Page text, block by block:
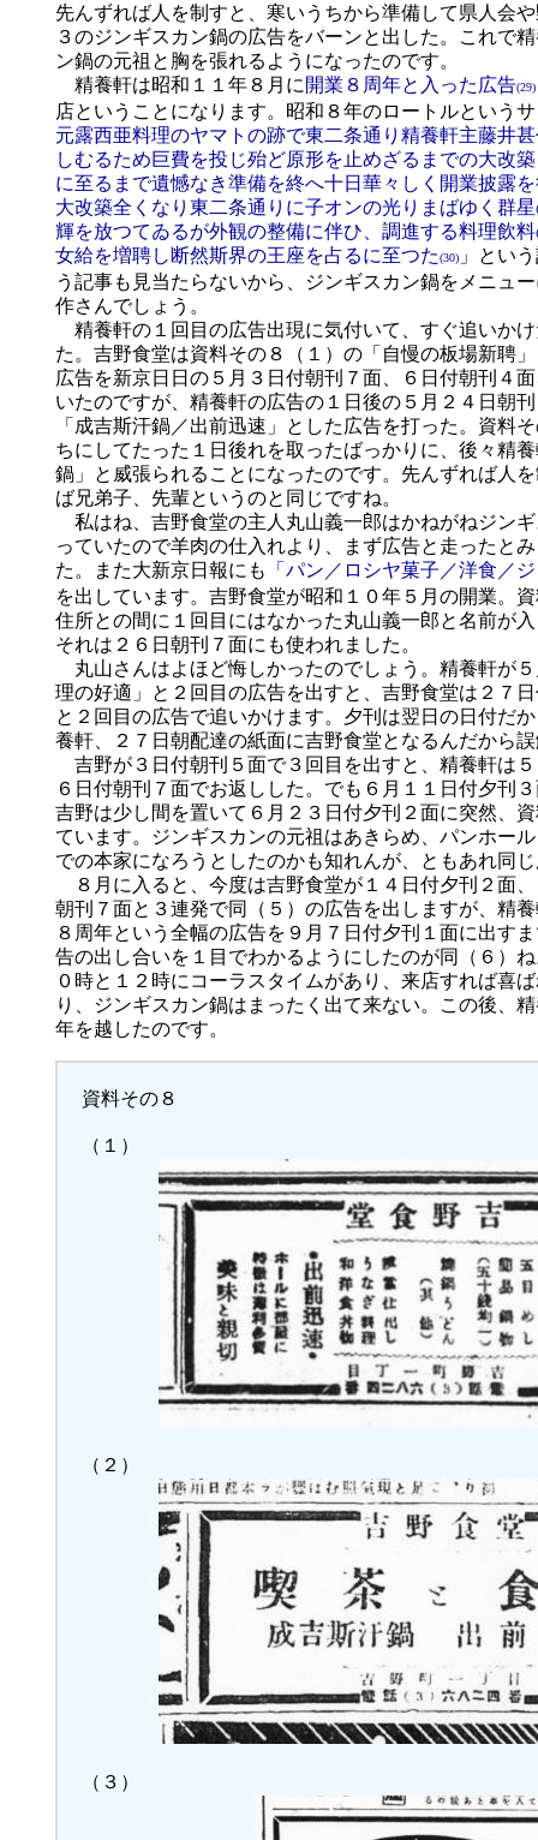
先んずれば人を制すと、寒いうちから準備して県人会
３のジンギスカン鍋の広告をバーンと出した。これで
ン鍋の元祖と胸を張れるようになったのです。
精養軒は昭和１１年８月に 開業８周年と入った広告(29)
店ということになります。昭和８年のロートルという
元露西亜料理のヤマトの跡で東二条通り精養軒主藤井
しむるため巨費を投じ殆ど原形を止めざるまでの大改
に至るまで遺憾なき準備を終へ十日華々しく開業披露
大改築全くなり東二条通りに子オンの光りまばゆく群
輝を放つてゐるが外観の整備に伴ひ、調進する料理飲
女給を増聘し断然斯界の王座を占るに至つた(30) 」とい
う記事も見当たらないから、ジンギスカン鍋をメニュ
作さんでしょう。
精養軒の１回目の広告出現に気付いて、すぐ追いか
た。吉野食堂は資料その８（１）の「自慢の板場新聘
広告を新京日日の５月３日付朝刊７面、６日付朝刊４
いたのですが、精養軒の広告の１日後の５月２４日朝
「成吉斯汗鍋／出前迅速」とした広告を打った。資料
ちにしてたった１日後れを取ったばっかりに、後々精
鍋」と威張られることになったのです。先んずれば人
ば兄弟子、先輩というのと同じですね。
私はね、吉野食堂の主人丸山義一郎はかねがねジン
っていたので羊肉の仕入れより、まず広告と走ったと
た。また大新京日報にも
「パン／ロシヤ菓子／洋食／
を出しています。吉野食堂が昭和１０年５月の開業。
住所との間に１回目にはなかった丸山義一郎と名前が
それは２６日朝刊７面にも使われました。
丸山さんはよほど悔しかったのでしょう。精養軒が
理の好適」と２回目の広告を出すと、吉野食堂は２７
と２回目の広告で追いかけます。夕刊は翌日の日付だ
養軒、２７日朝配達の紙面に吉野食堂となるんだから
吉野が３日付朝刊５面で３回目を出すと、精養軒は
６日付朝刊７面でお返しした。でも６月１１日付夕刊
吉野は少し間を置いて６月２３日付夕刊２面に突然、
ています。ジンギスカンの元祖はあきらめ、パンホー
での本家になろうとしたのかも知れんが、ともあれ同
８月に入ると、今度は吉野食堂が１４日付夕刊２面
朝刊７面と３連発で同（５）の広告を出しますが、精
８周年という全幅の広告を９月７日付夕刊１面に出す
告の出し合いを１目でわかるようにしたのが同（６）
０時と１２時にコーラスタイムがあり、来店すれば喜
り、ジンギスカン鍋はまったく出て来ない。この後、
年を越したのです。
資料その８
（１）
（２）
（３）